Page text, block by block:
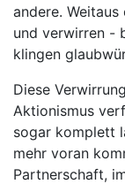
andere.
und verwirren -
klingen
Diese
Aktionismus
sogar komplett
mehr voran
Partnerschaft,